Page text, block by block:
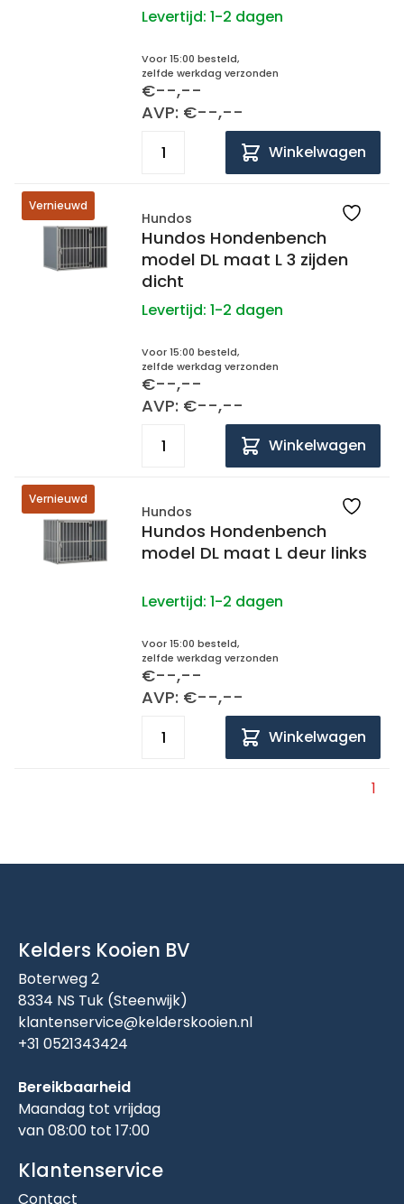
Levertijd: 1-2 dagen
Voor 15:00 besteld,
zelfde werkdag verzonden
€--,--
AVP: €--,--
Winkelwagen
Vernieuwd
Hundos
Hundos Hondenbench
model DL maat L 3 zijden
dicht
Levertijd: 1-2 dagen
Voor 15:00 besteld,
zelfde werkdag verzonden
€--,--
AVP: €--,--
Winkelwagen
Vernieuwd
Hundos
Hundos Hondenbench
model DL maat L deur links
Levertijd: 1-2 dagen
Voor 15:00 besteld,
zelfde werkdag verzonden
€--,--
AVP: €--,--
Winkelwagen
1
Kelders Kooien BV
Boterweg 2
8334 NS Tuk (Steenwijk)
klantenservice@kelderskooien.nl
+31 0521343424
Bereikbaarheid
Maandag tot vrijdag
van 08:00 tot 17:00
Klantenservice
Contact